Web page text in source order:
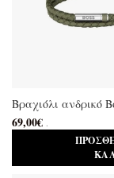
Βραχιόλι ανδρικό
69,00€ .